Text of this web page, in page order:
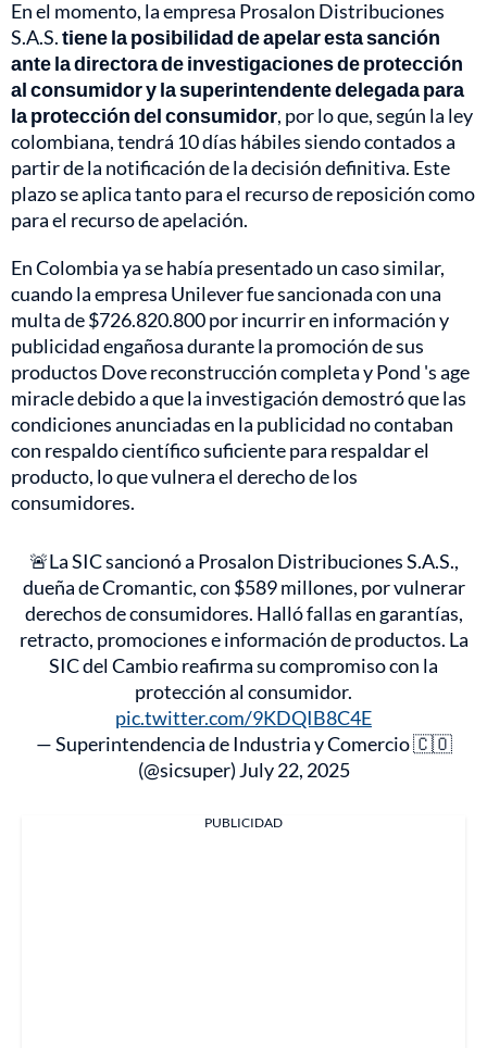
En el momento, la empresa Prosalon Distribuciones
S.A.S.tiene la posibilidad de apelar esta sanción
ante la directora de investigaciones de protección
al consumidor y la superintendente delegada para
la protección del consumidor, por lo que, según la ley
colombiana, tendrá 10 días hábiles siendo contados a
partir de la notificación de la decisión definitiva. Este
plazo se aplica tanto para el recurso de reposición como
para el recurso de apelación.
En Colombia ya se había presentado un caso similar,
cuando la empresa Unilever fue sancionada con una
multa de $726.820.800 por incurrir en información y
publicidad engañosa durante la promoción de sus
productos Dove reconstrucción completa y Pond 's age
miracle debido a que la investigación demostró que las
condiciones anunciadas en la publicidad no contaban
con respaldo científico suficiente para respaldar el
producto, lo que vulnera el derecho de los
consumidores.
🚨La SIC sancionó a Prosalon Distribuciones S.A.S.,
dueña de Cromantic, con $589 millones, por vulnerar
derechos de consumidores. Halló fallas en garantías,
retracto, promociones e información de productos. La
SIC del Cambio reafirma su compromiso con la
protección al consumidor.
pic.twitter.com/9KDQIB8C4E
— Superintendencia de Industria y Comercio 🇨🇴
(@sicsuper) July 22, 2025
PUBLICIDAD